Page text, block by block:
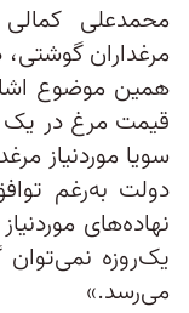
محمدعلی
مرغداران
همین موضوع
قیمت مرغ در یک
سویا موردنیاز
دولت به‌رغم
نهاده‌های
یک‌روزه
می‌رسد.»